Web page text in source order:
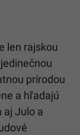
len rajskou
prírodou
a hľadajú
aj Julo a